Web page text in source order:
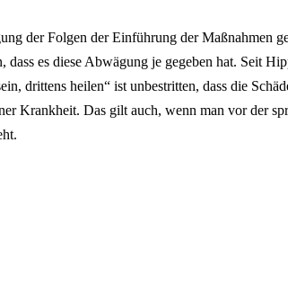
der Folgen der Einführung der Maßnahmen
es diese Abwägung je gegeben hat. Seit
drittens heilen“ ist unbestritten, dass die
Krankheit. Das gilt auch, wenn man vor der